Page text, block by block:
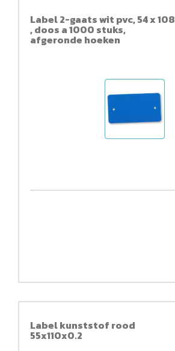
Label 2-gaats wit pvc, 54 x 108
, doos a 1000 stuks,
afgeronde hoeken
Label kunststof rood
55x110x0.2